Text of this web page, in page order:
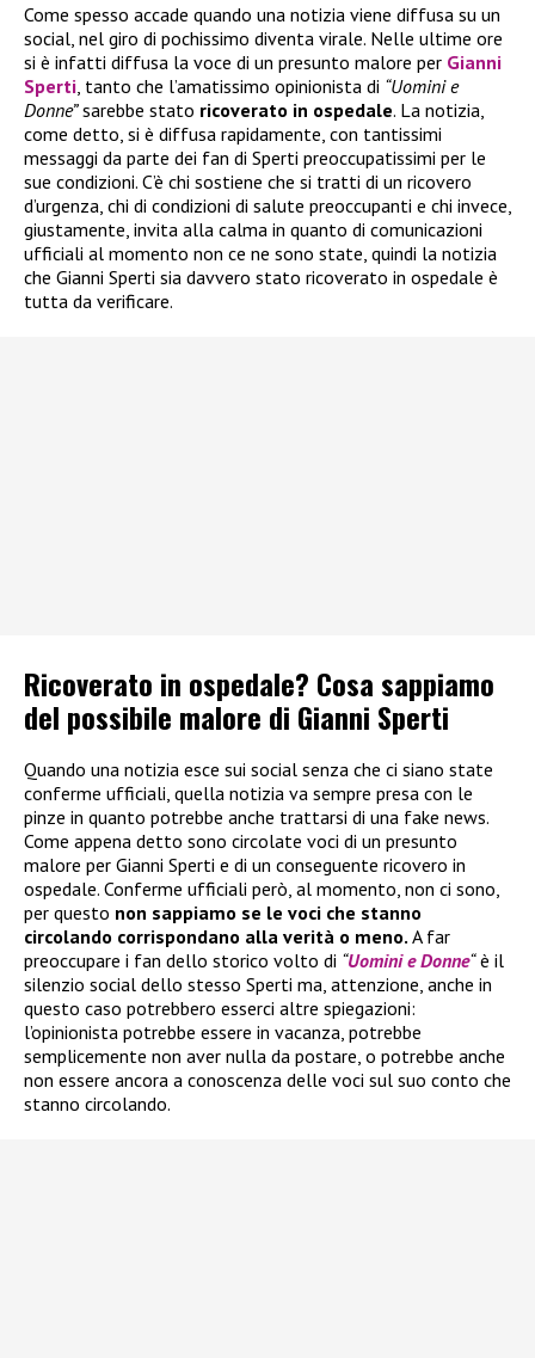
Come spesso accade quando una notizia viene diffusa su un
social, nel giro di pochissimo diventa virale. Nelle ultime ore
si è infatti diffusa la voce di un presunto malore per Gianni
Sperti , tanto che l’amatissimo opinionista di “Uomini e
Donne”sarebbe stato ricoverato in ospedale. La notizia,
come detto, si è diffusa rapidamente, con tantissimi
messaggi da parte dei fan di Sperti preoccupatissimi per le
sue condizioni. C’è chi sostiene che si tratti di un ricovero
d’urgenza, chi di condizioni di salute preoccupanti e chi invece,
giustamente, invita alla calma in quanto di comunicazioni
ufficiali al momento non ce ne sono state, quindi la notizia
che Gianni Sperti sia davvero stato ricoverato in ospedale è
tutta da verificare.
Ricoverato in ospedale? Cosa sappiamo
del possibile malore di Gianni Sperti
Quando una notizia esce sui social senza che ci siano state
conferme ufficiali, quella notizia va sempre presa con le
pinze in quanto potrebbe anche trattarsi di una fake news.
Come appena detto sono circolate voci di un presunto
malore per Gianni Sperti e di un conseguente ricovero in
ospedale. Conferme ufficiali però, al momento, non ci sono,
per questo non sappiamo se le voci che stanno
circolando corrispondano alla verità o meno. A far
preoccupare i fan dello storico volto di “Uomini e Donne“è il
silenzio social dello stesso Sperti ma, attenzione, anche in
questo caso potrebbero esserci altre spiegazioni:
l’opinionista potrebbe essere in vacanza, potrebbe
semplicemente non aver nulla da postare, o potrebbe anche
non essere ancora a conoscenza delle voci sul suo conto che
stanno circolando.